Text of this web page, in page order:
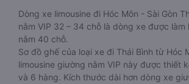
Dòng xe limousine đi Hóc Môn - Sài Gòn
nằm VIP 32 – 34 chỗ là dòng xe được
nằm 40 chỗ.
Sơ đồ ghế của loại xe đi Thái Bình từ Hóc
limousine giường nằm VIP này được thiết
và 6 hàng. Kích thước dài hơn dòng xe